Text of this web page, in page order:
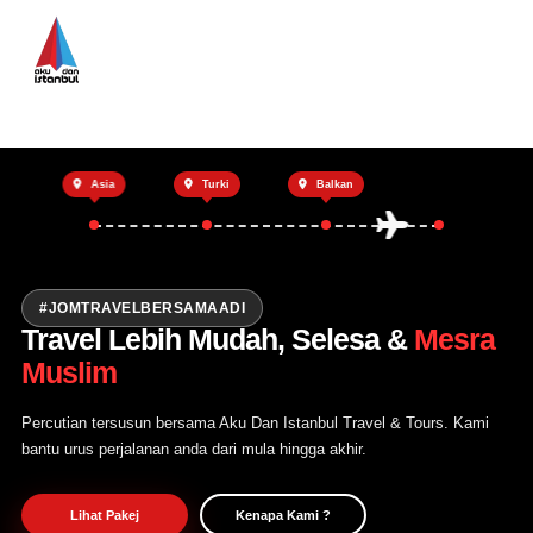
Hubungi Kami
Asia Turki Balkan
#JOMTRAVELBERSAMAADI
Travel Lebih Mudah, Selesa & Mesra
Muslim
Percutian tersusun bersama Aku Dan Istanbul Travel & Tours. Kami
bantu urus perjalanan anda dari mula hingga akhir.
Lihat Pakej Kenapa Kami ?